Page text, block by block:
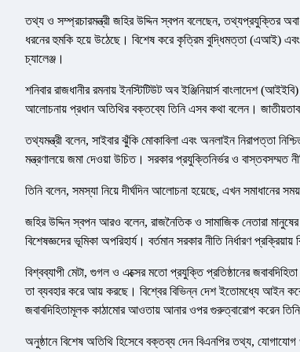
তথ্য ও সম্প্রচারমন্ত্রী জহির উদ্দিন স্বপন বলেছেন, তথ্যপ্রযুক্তির
ধরনের হুমকি হয়ে উঠেছে। বিশেষ করে কৃত্রিম বুদ্ধিমত্তা (এআই)
চ্যালেঞ্জ।
শনিবার রাজধানীর রমনায় ইনস্টিটিউট অব ইঞ্জিনিয়ার্স বাংলাদেশ
আলোচনায় প্রধান অতিথির বক্তব্যে তিনি এসব কথা বলেন।
তথ্যমন্ত্রী বলেন, সাইবার ঝুঁকি মোকাবিলা এবং অনলাইন নিরাপত্তা
মন্ত্রণালয়ে জমা দেওয়া উচিত। সরকার প্রযুক্তিনির্ভর ও বাস্তবসম্মত
তিনি বলেন, সমস্যা নিয়ে দীর্ঘদিন আলোচনা হয়েছে, এখন সমাধানের
জহির উদ্দিন স্বপন আরও বলেন, রাজনৈতিক ও সামাজিক নেতারা
বিশেষজ্ঞদের ভূমিকা অপরিহার্য। বর্তমান সরকার নীতি নির্ধারণ
বিশ্বব্যাপী মেটা, গুগল ও এক্সের মতো প্রযুক্তি প্রতিষ্ঠানের
তা ব্যবহার করে আয় করছে। বিশ্বের বিভিন্ন দেশ ইতোমধ্যে আইন করে
জবাবদিহিতামূলক কাঠামোর আওতায় আনার ওপর গুরুত্বারোপ করেন
অনুষ্ঠানে বিশেষ অতিথি হিসেবে বক্তব্য দেন বিএনপির তথ্য,